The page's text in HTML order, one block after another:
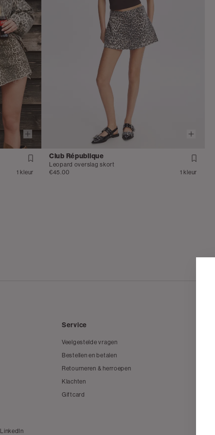
1 kleur
Club République
Leopard overslag skort
€45.00
1 kleur
Service
Veelgestelde vragen
Bestellen en betalen
Retourneren & herroepen
Klachten
Giftcard
LinkedIn